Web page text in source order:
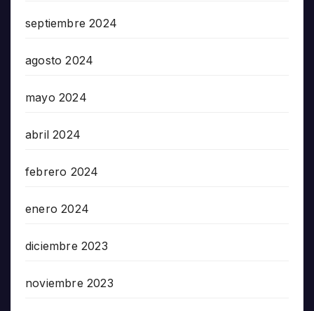
septiembre 2024
agosto 2024
mayo 2024
abril 2024
febrero 2024
enero 2024
diciembre 2023
noviembre 2023